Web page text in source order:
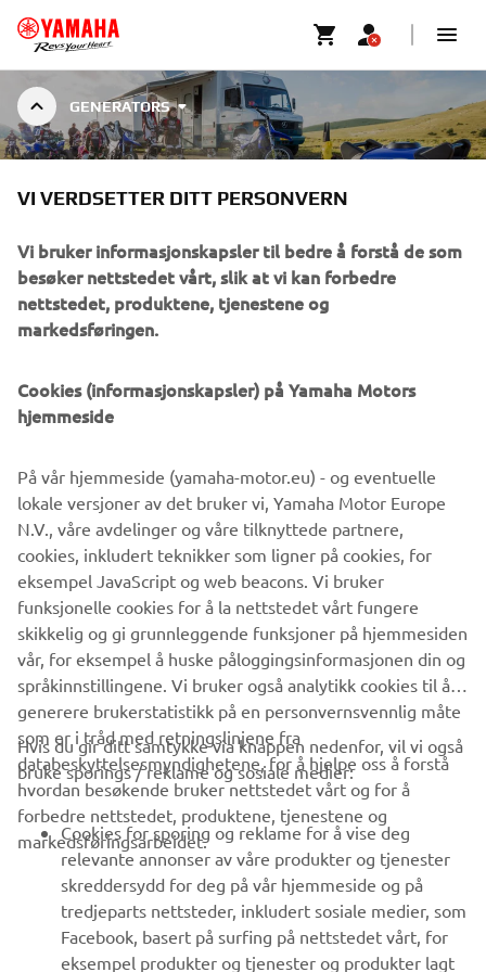
GENERATORS
INVERTER
INVERTER GENERATORS
electricity, and sound absorbing materials keep the
volume down. Combined with the easy to use single-sided
power outputs ranging from 1 KVA to 3 KVA, these
generators can be linked in series to produce greater
power outputs whilst maintaining portability.
EXPLORE THE INVERTER RANGE
VIRKSOMHET
B2B
UTFORSK YAMAHA
FAQ & SUPPORT
VI VERDSETTER DITT PERSONVERN
Vi bruker informasjonskapsler til bedre å forstå de som
besøker nettstedet vårt, slik at vi kan forbedre
nettstedet, produktene, tjenestene og
markedsføringen.
Cookies (informasjonskapsler) på Yamaha Motors
hjemmeside
På vår hjemmeside (yamaha-motor.eu) - og eventuelle
lokale versjoner av det bruker vi, Yamaha Motor Europe
N.V., våre avdelinger og våre tilknyttede partnere,
cookies, inkludert teknikker som ligner på cookies, for
eksempel JavaScript og web beacons. Vi bruker
funksjonelle cookies for å la nettstedet vårt fungere
skikkelig og gi grunnleggende funksjoner på hjemmesiden
vår, for eksempel å huske påloggingsinformasjonen din og
språkinnstillingene. Vi bruker også analytikk cookies til å
generere brukerstatistikk på en personvernsvennlig måte
som er i tråd med retningslinjene fra
databeskyttelsesmyndighetene, for å hjelpe oss å forstå
hvordan besøkende bruker nettstedet vårt og for å
forbedre nettstedet, produktene, tjenestene og
markedsføringsarbeidet.
Hvis du gir ditt samtykke via knappen nedenfor, vil vi også
bruke sporings / reklame og sosiale medier:
Cookies for sporing og reklame for å vise deg
relevante annonser av våre produkter og tjenester
skreddersydd for deg på vår hjemmeside og på
tredjeparts nettsteder, inkludert sosiale medier, som
Facebook, basert på surfing på nettstedet vårt, for
eksempel produkter og tjenester og produkter lagt